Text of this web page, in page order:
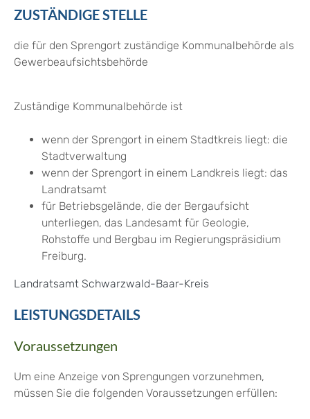
ZUSTÄNDIGE STELLE
die für den Sprengort zuständige Kommunalbehörde als
Gewerbeaufsichtsbehörde
Zuständige Kommunalbehörde ist
wenn der Sprengort in einem Stadtkreis liegt: die
Stadtverwaltung
wenn der Sprengort in einem Landkreis liegt: das
Landratsamt
für Betriebsgelände, die der Bergaufsicht
unterliegen, das Landesamt für Geologie,
Rohstoffe und Bergbau im Regierungspräsidium
Freiburg.
Landratsamt Schwarzwald-Baar-Kreis
LEISTUNGSDETAILS
Voraussetzungen
Um eine Anzeige von Sprengungen vorzunehmen,
müssen Sie die folgenden Voraussetzungen erfüllen: